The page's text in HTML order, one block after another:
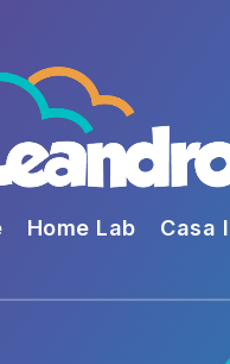
Home Lab Casa